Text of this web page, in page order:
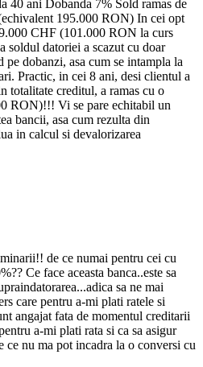
40 ani Dobanda 7% Sold ramas de
195.000 RON) In cei opt
CHF (101.000 RON la curs
soldul datoriei a scazut cu doar
dobanzi, asa cum se intampla la
Practic, in cei 8 ani, desi clientul a
totalitate creditul, a ramas cu o
RON)!!! Vi se pare echitabil un
bancii, asa cum rezulta din
in calcul si devalorizarea
de ce numai pentru cei cu
Ce face aceasta banca..este sa
sa ne mai
care pentru a-mi plati ratele si
angajat fata de momentul creditarii
a-mi plati rata si ca sa asigur
ce nu ma pot incadra la o conversi cu